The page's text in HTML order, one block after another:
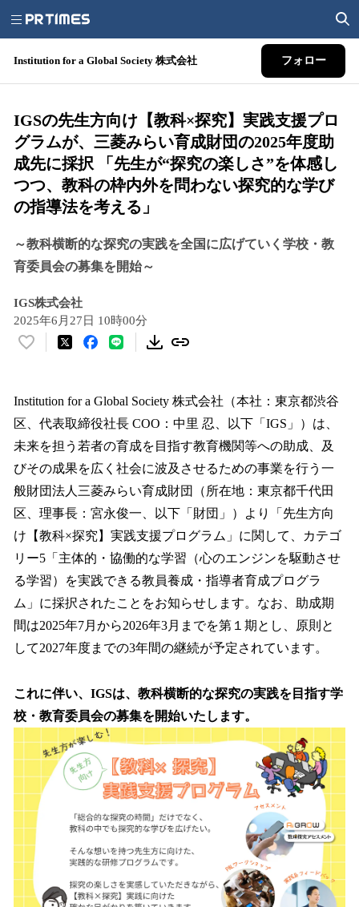
Institution for a Global Society 株式会社 フォロー
IGSの先生方向け【教科×探究】実践支援プロ
グラムが、三菱みらい育成財団の2025年度助
成先に採択 「先生が“探究の楽しさ”を体感し
つつ、教科の枠内外を問わない探究的な学び
の指導法を考える」
～教科横断的な探究の実践を全国に広げていく学校・教
育委員会の募集を開始～
IGS株式会社
2025年6月27日 10時00分
い
！
を
読
み
込
み
中
で
Institution for a Global Society 株式会社（本社：東京都渋谷
区、代表取締役社長 COO：中里 忍、以下「IGS」）は、
未来を担う若者の育成を目指す教育機関等への助成、及
びその成果を広く社会に波及させるための事業を行う一
般財団法人三菱みらい育成財団（所在地：東京都千代田
区、理事長：宮永俊一、以下「財団」）より「先生方向
け【教科×探究】実践支援プログラム」に関して、カテゴ
リー5「主体的・協働的な学習（心のエンジンを駆動させ
る学習）を実践できる教員養成・指導者育成プログラ
ム」に採択されたことをお知らせします。なお、助成期
間は2025年7月から2026年3月までを第１期とし、原則と
して2027年度までの3年間の継続が予定されています。
これに伴い、IGSは、教科横断的な探究の実践を目指す学
校・教育委員会の募集を開始いたします。